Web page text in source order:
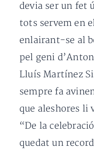
devia ser un fet
tots servem en
enlairant-se al
pel geni
Lluís Martínez
sempre fa
que aleshores li
“De la
quedat un